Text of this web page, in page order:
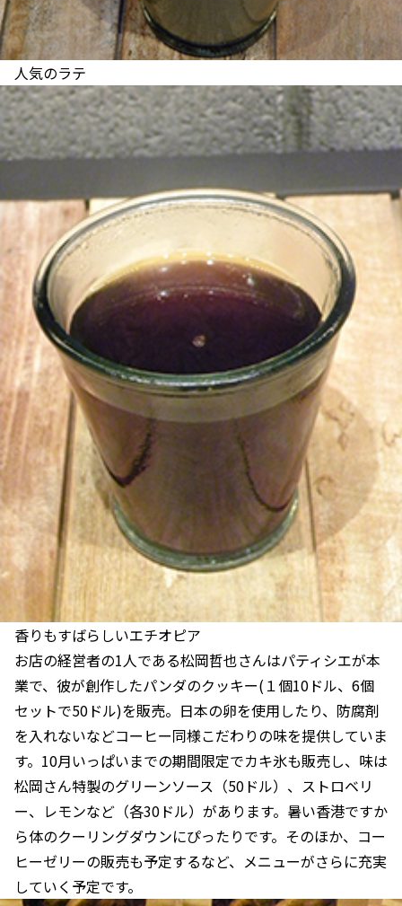
人気のラテ
香りもすばらしいエチオピア
お店の経営者の1人である松岡哲也さんはパティシエが本
業で、彼が創作したパンダのクッキー(１個10ドル、6個
セットで50ドル)を販売。日本の卵を使用したり、防腐剤
を入れないなどコーヒー同様こだわりの味を提供していま
す。10月いっぱいまでの期間限定でカキ氷も販売し、味は
松岡さん特製のグリーンソース（50ドル）、ストロベリ
ー、レモンなど（各30ドル）があります。暑い香港ですか
ら体のクーリングダウンにぴったりです。そのほか、コー
ヒーゼリーの販売も予定するなど、メニューがさらに充実
していく予定です。